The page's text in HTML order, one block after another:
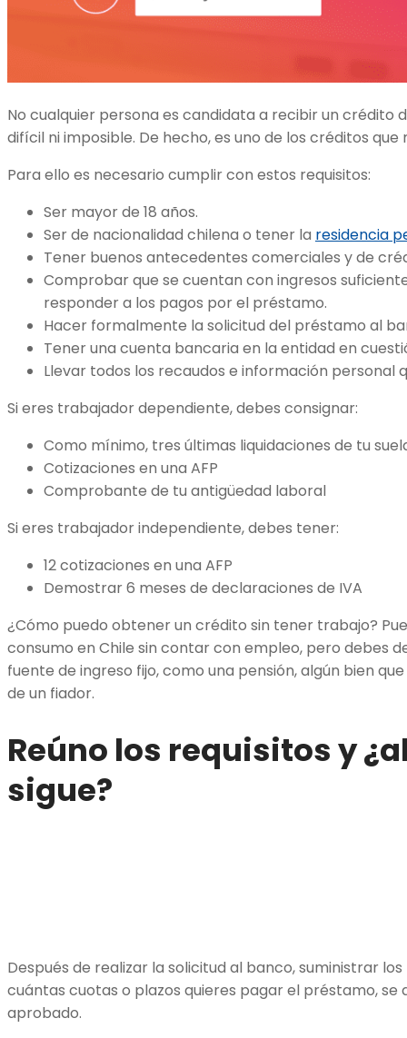
No cualquier persona es candidata a recibir un crédito
difícil ni imposible. De hecho, es uno de los créditos que
Para ello es necesario cumplir con estos requisitos:
Ser mayor de 18 años.
Ser de nacionalidad chilena o tener la residencia
Tener buenos antecedentes comerciales y de
Comprobar que se cuentan con ingresos
responder a los pagos por el préstamo.
Hacer formalmente la solicitud del préstamo al
Tener una cuenta bancaria en la entidad en
Llevar todos los recaudos e información personal
Si eres trabajador dependiente, debes consignar:
Como mínimo, tres últimas liquidaciones de tu
Cotizaciones en una AFP
Comprobante de tu antigüedad laboral
Si eres trabajador independiente, debes tener:
12 cotizaciones en una AFP
Demostrar 6 meses de declaraciones de IVA
¿Cómo puedo obtener un crédito sin tener trabajo?
consumo en Chile sin contar con empleo, pero debes
fuente de ingreso fijo, como una pensión, algún bien
de un fiador.
Reúno los requisitos y
sigue?
Después de realizar la solicitud al banco, suministrar
cuántas cuotas o plazos quieres pagar el préstamo, se
aprobado.